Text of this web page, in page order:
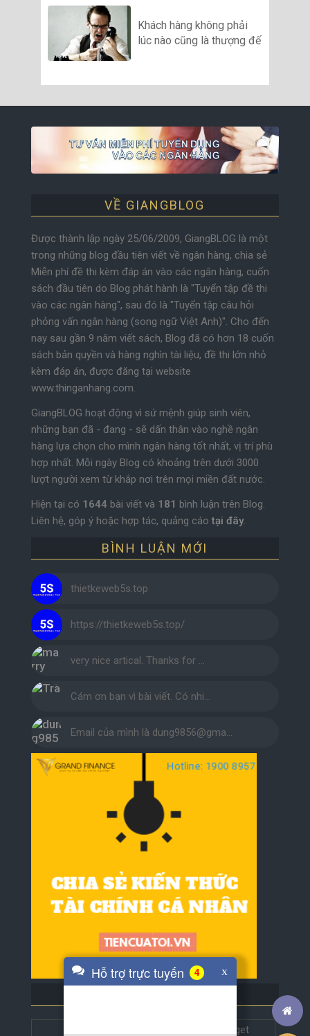
Khách hàng không phải
lúc nào cũng là thượng đế
VỀ GIANGBLOG
Được thành lập ngày 25/06/2009, GiangBLOG là một
trong những blog đầu tiên viết về ngân hàng, chia sẻ
Miễn phí đề thi kèm đáp án vào các ngân hàng, cuốn
sách đầu tiên do Blog phát hành là "Tuyển tập đề thi
vào các ngân hàng", sau đó là "Tuyển tập câu hỏi
phỏng vấn ngân hàng (song ngữ Việt Anh)". Cho đến
nay sau gần 9 năm viết sách, Blog đã có hơn 18 cuốn
sách bản quyền và hàng nghìn tài liệu, đề thi lớn nhỏ
kèm đáp án, được đăng tại website
www.thinganhang.com.
GiangBLOG hoạt động vì sứ mệnh giúp sinh viên,
những bạn đã - đang - sẽ dấn thân vào nghề ngân
hàng lựa chọn cho mình ngân hàng tốt nhất, vị trí phù
hợp nhất. Mỗi ngày Blog có khoảng trên dưới 3000
lượt người xem từ khắp nơi trên mọi miền đất nước.
Hiện tại có 1644bài viết và 181 bình luận trên Blog.
Liên hệ, góp ý hoặc hợp tác, quảng cáotại đây.
BÌNH LUẬN MỚI
thietkeweb5s.top
https://thietkeweb5s.top/
very nice artical. Thanks for …
Cám ơn bạn vì bài viết. Có nhi…
Email của mình là dung9856@gma…
Get this widget
Hỗ trợ trực tuyến 4 x